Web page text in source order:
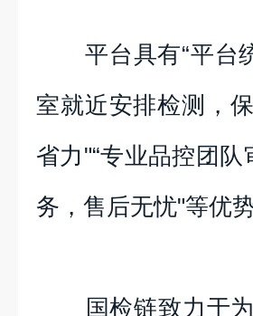
平台具有“平台统
室就近安排检测，
省力"“专业品控团
务，售后无忧"等优势
国检链致力于为